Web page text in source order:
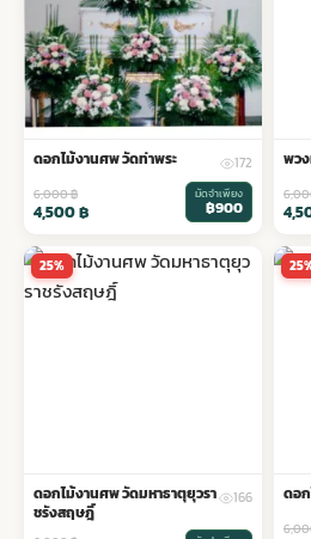
ดอกไม้งานศพ วัดท่าพระ 172
6,000฿
4,500฿
มัดจำเพียง
฿900
พว
25%
ดอกไม้งานศพ วัดมหาธาตุยุวรา
ชรังสฤษฎิ์
166 ดอ